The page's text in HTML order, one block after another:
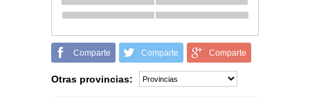
Comparte Comparte Comparte
Otras provincias: